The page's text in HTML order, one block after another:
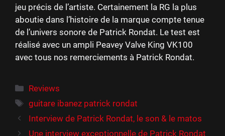
jeu précis de l’artiste. Certainement la RG la plus
aboutie dans l’histoire de la marque compte tenue
de l’univers sonore de Patrick Rondat. Le test est
réalisé avec un ampli Peavey Valve King VK100
avec tous nos remerciements à Patrick Rondat.
Catégories
Reviews
Étiquettes
guitare ibanez patrick rondat
Interview de Patrick Rondat, le son & le matos
Une interview exceptionnelle de Patrick Rondat